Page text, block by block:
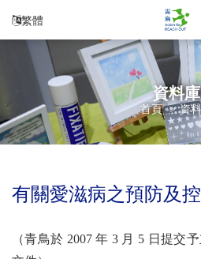
繁體
資料庫
首頁 > 資
有關愛滋病之預防及
（青鳥於 2007 年 3 月 5 日提交